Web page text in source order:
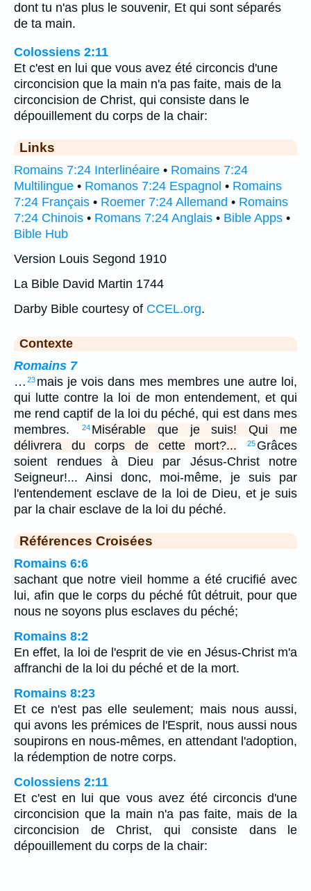
dont tu n'as plus le souvenir, Et qui sont séparés
de ta main.
Colossiens 2:11
Et c'est en lui que vous avez été circoncis d'une
circoncision que la main n'a pas faite, mais de la
circoncision de Christ, qui consiste dans le
dépouillement du corps de la chair:
Links
Romains 7:24 Interlinéaire • Romains 7:24
Multilingue • Romanos 7:24 Espagnol • Romains
7:24 Français • Roemer 7:24 Allemand • Romains
7:24 Chinois • Romans 7:24 Anglais • Bible Apps •
Bible Hub
Version Louis Segond 1910
La Bible David Martin 1744
Darby Bible courtesy of CCEL.org.
Contexte
Romains 7
… 23 mais je vois dans mes membres une autre loi,
qui lutte contre la loi de mon entendement, et qui
me rend captif de la loi du péché, qui est dans mes
membres.
24 Misérable que je suis! Qui me
délivrera du corps de cette mort?...
25 Grâces
soient rendues à Dieu par Jésus-Christ notre
Seigneur!... Ainsi donc, moi-même, je suis par
l'entendement esclave de la loi de Dieu, et je suis
par la chair esclave de la loi du péché.
Références Croisées
Romains 6:6
sachant que notre vieil homme a été crucifié avec
lui, afin que le corps du péché fût détruit, pour que
nous ne soyons plus esclaves du péché;
Romains 8:2
En effet, la loi de l'esprit de vie en Jésus-Christ m'a
affranchi de la loi du péché et de la mort.
Romains 8:23
Et ce n'est pas elle seulement; mais nous aussi,
qui avons les prémices de l'Esprit, nous aussi nous
soupirons en nous-mêmes, en attendant l'adoption,
la rédemption de notre corps.
Colossiens 2:11
Et c'est en lui que vous avez été circoncis d'une
circoncision que la main n'a pas faite, mais de la
circoncision de Christ, qui consiste dans le
dépouillement du corps de la chair: